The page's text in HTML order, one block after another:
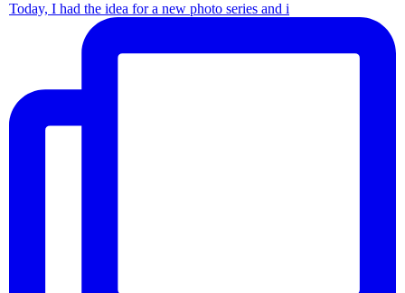
Today, I had the idea for a new photo series and i